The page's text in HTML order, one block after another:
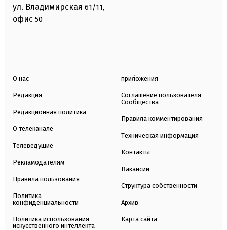
ул. Владимирская 61/11,
офис 50
О нас
Редакция
Редакционная политика
О телеканале
Телеведущие
Рекламодателям
Правила пользования
Политика
конфиденциальности
Политика использования
искусственного интеллекта
приложения
Соглашение пользователя
Сообщества
Правила комментирования
Техническая информация
Контакты
Вакансии
Структура собственности
Архив
Карта сайта